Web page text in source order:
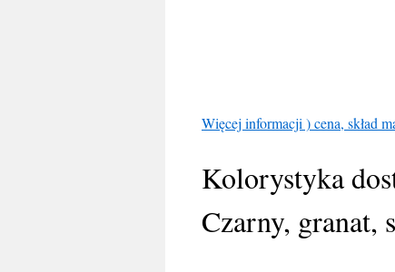
Więcej informacji ) cena, skład
Kolorystyka
Czarny, granat,